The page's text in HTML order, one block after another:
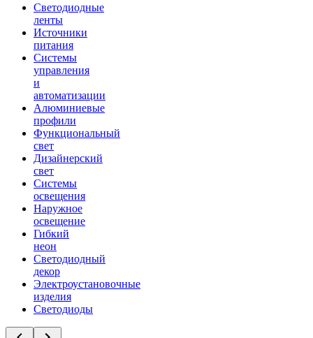
Светодиодные
ленты
Источники
питания
Системы
управления
и
автоматизации
Алюминиевые
профили
Функциональный
свет
Дизайнерский
свет
Системы
освещения
Наружное
освещение
Гибкий
неон
Светодиодный
декор
Электроустановочные
изделия
Светодиоды